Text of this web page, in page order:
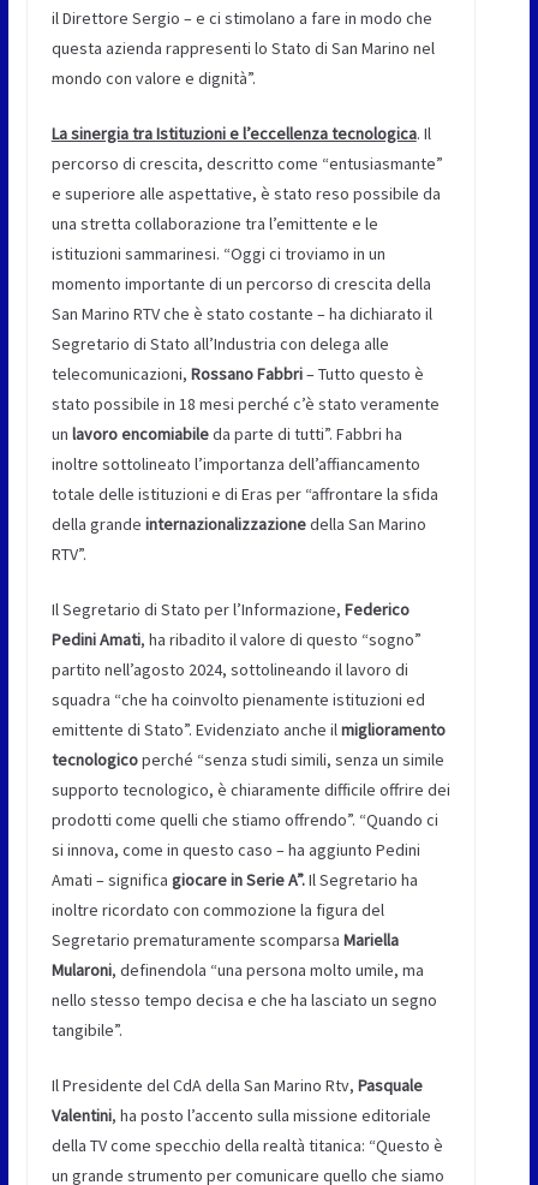
il Direttore Sergio – e ci stimolano a fare in modo che
questa azienda rappresenti lo Stato di San Marino nel
mondo con valore e dignità”.
La sinergia tra Istituzioni e l’eccellenza tecnologica. Il
percorso di crescita, descritto come “entusiasmante”
e superiore alle aspettative, è stato reso possibile da
una stretta collaborazione tra l’emittente e le
istituzioni sammarinesi. “Oggi ci troviamo in un
momento importante di un percorso di crescita della
San Marino RTV che è stato costante – ha dichiarato il
Segretario di Stato all’Industria con delega alle
telecomunicazioni, Rossano Fabbri– Tutto questo è
stato possibile in 18 mesi perché c’è stato veramente
un lavoro encomiabileda parte di tutti”. Fabbri ha
inoltre sottolineato l’importanza dell’affiancamento
totale delle istituzioni e di Eras per “affrontare la sfida
della grande internazionalizzazionedella San Marino
RTV”.
Il Segretario di Stato per l’Informazione, Federico
Pedini Amati, ha ribadito il valore di questo “sogno”
partito nell’agosto 2024, sottolineando il lavoro di
squadra “che ha coinvolto pienamente istituzioni ed
emittente di Stato”. Evidenziato anche ilmiglioramento
tecnologicoperché “senza studi simili, senza un simile
supporto tecnologico, è chiaramente difficile offrire dei
prodotti come quelli che stiamo offrendo”. “Quando ci
si innova, come in questo caso – ha aggiunto Pedini
Amati – significa giocare in Serie A”.Il Segretario ha
inoltre ricordato con commozione la figura del
Segretario prematuramente scomparsa Mariella
Mularoni, definendola “una persona molto umile, ma
nello stesso tempo decisa e che ha lasciato un segno
tangibile”.
Il Presidente del CdA della San Marino Rtv, Pasquale
Valentini, ha posto l’accento sulla missione editoriale
della TV come specchio della realtà titanica: “Questo è
un grande strumento per comunicare quello che siamo